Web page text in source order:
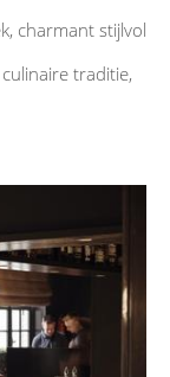
charmant stijlvol
traditie,